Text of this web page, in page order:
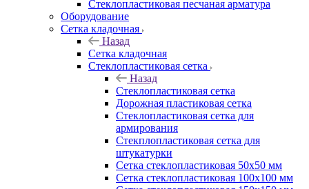
Стеклопластиковая песчаная арматура
Оборудование
Сетка кладочная
Назад
Сетка кладочная
Стеклопластиковая сетка
Назад
Стеклопластиковая сетка
Дорожная пластиковая сетка
Стеклопластиковая сетка для
армирования
Стекплопластиковая сетка для
штукатурки
Сетка стеклопластиковая 50x50 мм
Сетка стеклопластиковая 100x100 мм